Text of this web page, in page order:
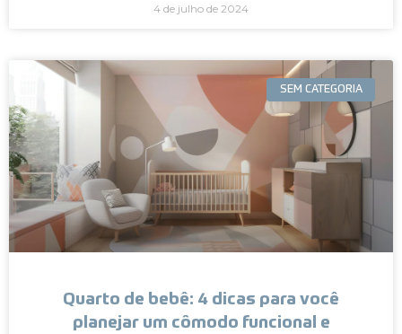
4 de julho de 2024
SEM CATEGORIA
Quarto de bebê: 4 dicas para você
planejar um cômodo funcional e